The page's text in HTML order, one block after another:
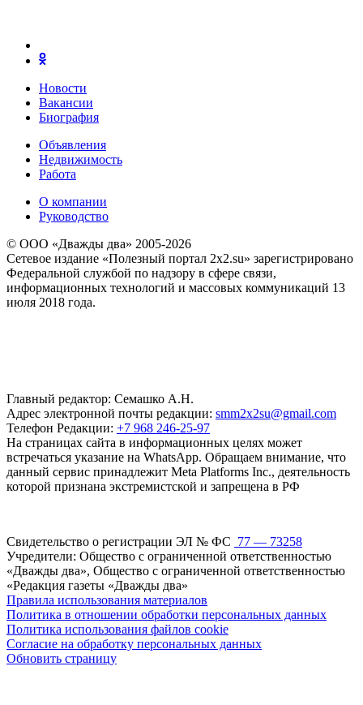
Новости
Вакансии
Биография
Объявления
Недвижимость
Работа
О компании
Руководство
© ООО «Дважды два» 2005-2026
Сетевое издание «Полезный портал 2x2.su» зарегистрировано
Федеральной службой по надзору в сфере связи,
информационных технологий и массовых коммуникаций 13
июля 2018 года.
Главный редактор: Семашко А.Н.
Адрес электронной почты редакции: smm2x2su@gmail.com
Телефон Редакции: +7 968 246-25-97
На страницах сайта в информационных целях может
встречаться указание на WhatsApp. Обращаем внимание, что
данный сервис принадлежит Meta Platforms Inc., деятельность
которой признана экстремистской и запрещена в РФ
Свидетельство о регистрации ЭЛ № ФС 77 — 73258
Учредители: Общество с ограниченной ответственностью
«Дважды два», Общество с ограниченной ответственностью
«Редакция газеты «Дважды два»
Правила использования материалов
Политика в отношении обработки персональных данных
Политика использования файлов cookie
Согласие на обработку персональных данных
Обновить страницу